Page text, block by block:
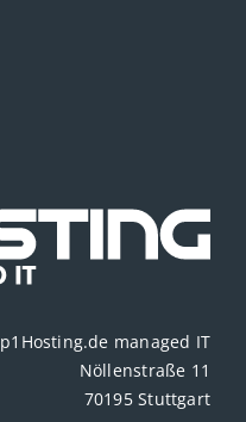
p1Hosting.de managed IT
Nöllenstraße 11
70195 Stuttgart